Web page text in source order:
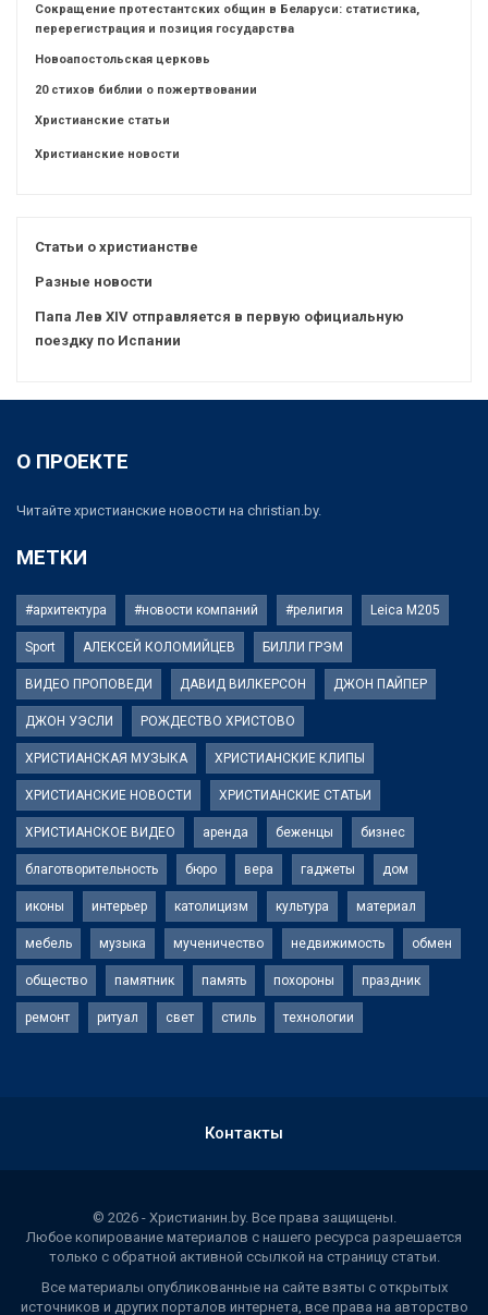
Сокращение протестантских общин в Беларуси: статистика,
перерегистрация и позиция государства
Новоапостольская церковь
20 стихов библии о пожертвовании
Христианские статьи
Христианские новости
Статьи о христианстве
Разные новости
Папа Лев XIV отправляется в первую официальную
поездку по Испании
О ПРОЕКТЕ
Читайте христианские новости на christian.by.
МЕТКИ
#архитектура #новости компаний #религия Leica M205
Sport АЛЕКСЕЙ КОЛОМИЙЦЕВ БИЛЛИ ГРЭМ
ВИДЕО ПРОПОВЕДИ ДАВИД ВИЛКЕРСОН ДЖОН ПАЙПЕР
ДЖОН УЭСЛИ РОЖДЕСТВО ХРИСТОВО
ХРИСТИАНСКАЯ МУЗЫКА ХРИСТИАНСКИЕ КЛИПЫ
ХРИСТИАНСКИЕ НОВОСТИ ХРИСТИАНСКИЕ СТАТЬИ
ХРИСТИАНСКОЕ ВИДЕО аренда беженцы бизнес
благотворительность бюро вера гаджеты дом
иконы интерьер католицизм культура материал
мебель музыка мученичество недвижимость обмен
общество памятник память похороны праздник
ремонт ритуал свет стиль технологии
Контакты
© 2026 - Христианин.by. Все права защищены.
Любое копирование материалов с нашего ресурса разрешается
только с обратной активной ссылкой на страницу статьи.
Все материалы опубликованные на сайте взяты с открытых
источников и других порталов интернета, все права на авторство